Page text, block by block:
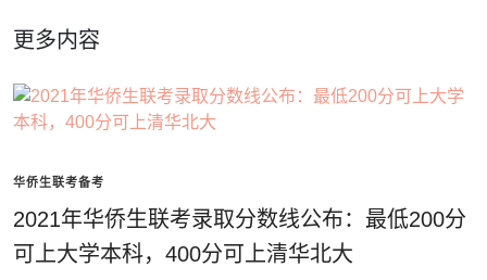
更多内容
华侨生联考备考
2021年华侨生联考录取分数线公布：最低200分
可上大学本科，400分可上清华北大